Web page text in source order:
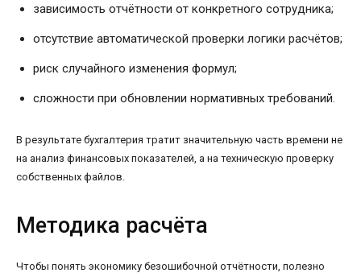
зависимость отчётности от конкретного сотрудника;
отсутствие автоматической проверки логики расчётов;
риск случайного изменения формул;
сложности при обновлении нормативных требований.
В результате бухгалтерия тратит значительную часть времени не
на анализ финансовых показателей, а на техническую проверку
собственных файлов.
Методика расчёта
Чтобы понять экономику безошибочной отчётности, полезно